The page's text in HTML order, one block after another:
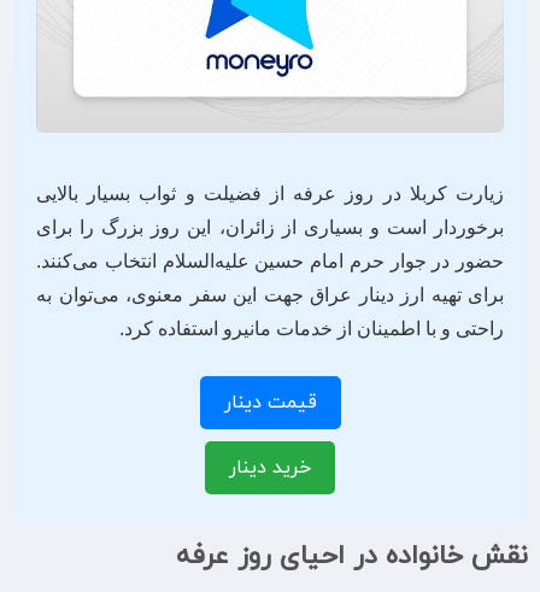
زیارت کربلا در روز عرفه از فضیلت و ثواب بسیار بالایی
برخوردار است و بسیاری از زائران، این روز بزرگ را برای
حضور در جوار حرم امام حسین علیه‌السلام انتخاب می‌کنند.
برای تهیه ارز دینار عراق جهت این سفر معنوی، می‌توان به
راحتی و با اطمینان از خدمات مانیرو استفاده کرد.
قیمت دینار
خرید دینار
نقش خانواده در احیای روز عرفه